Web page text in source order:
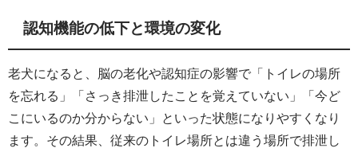
認知機能の低下と環境の変化
老犬になると、脳の老化や認知症の影響で「トイレの場所
を忘れる」「さっき排泄したことを覚えていない」「今ど
こにいるのか分からない」といった状態になりやすくなり
ます。その結果、従来のトイレ場所とは違う場所で排泄し